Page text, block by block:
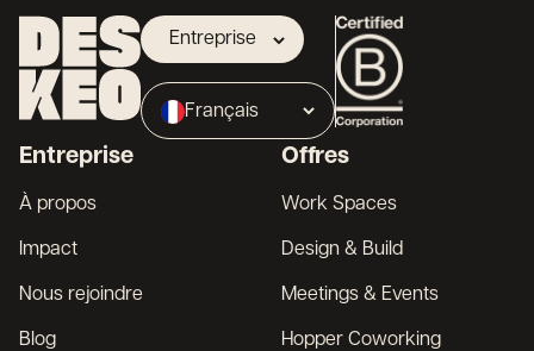
Entreprise
Propriétaire
Broker
Français
Entreprise
À propos
Impact
Nous rejoindre
Blog
Offres
Work Spaces
Design & Build
Meetings & Events
Hopper Coworking